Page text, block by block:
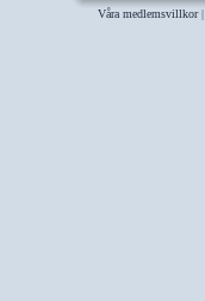
Våra medlemsvillkor|